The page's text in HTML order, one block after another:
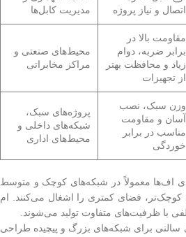
اتصال و نیاز پروژه
مدیریت کابل‌ها
مقاومت بالا در
برابر ضربه، دوام
زیاد و محافظت بهتر
از تجهیزات
محیط‌های صنعتی و
مراکز مخابراتی
وزن سبک، نصب
آسان و مقاومت
مناسب در برابر
خوردگی
پروژه‌های سبک،
شبکه‌های داخلی و
محیط‌های اداری
اف‌ها معمولاً در شبکه‌های کوچک و متوسط
کوچک‌تر، فضای کمتری را اشغال می‌کنند. ام
با ظرفیت‌های متفاوت تولید می‌شوند.
برای شبکه‌های بزرگ و پیچیده طراحی